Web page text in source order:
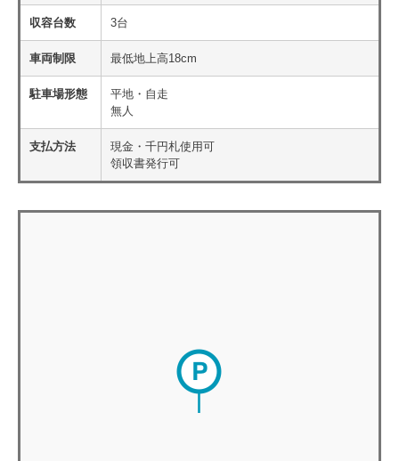
収容台数 3台
車両制限 最低地上高18cm
駐車場形態
平地・自走
無人
支払方法
現金・千円札使用可
領収書発行可